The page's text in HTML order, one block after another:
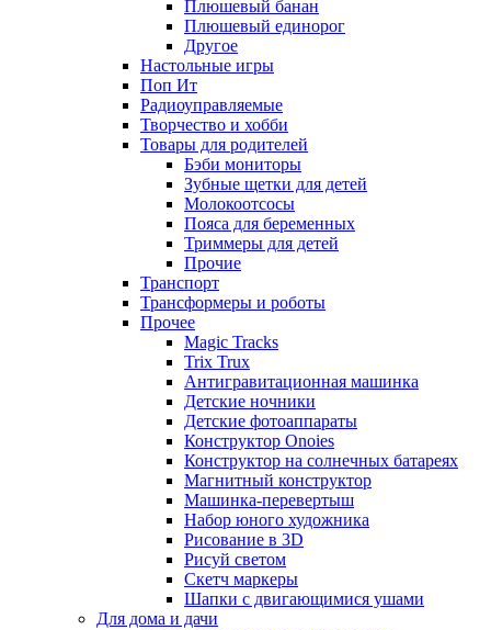
Плюшевый банан
Плюшевый единорог
Другое
Настольные игры
Поп Ит
Радиоуправляемые
Творчество и хобби
Товары для родителей
Бэби мониторы
Зубные щетки для детей
Молокоотсосы
Пояса для беременных
Триммеры для детей
Прочие
Транспорт
Трансформеры и роботы
Прочее
Magic Tracks
Trix Trux
Антигравитационная машинка
Детские ночники
Детские фотоаппараты
Конструктор Onoies
Конструктор на солнечных батареях
Магнитный конструктор
Машинка-перевертыш
Набор юного художника
Рисование в 3D
Рисуй светом
Скетч маркеры
Шапки с двигающимися ушами
Для дома и дачи